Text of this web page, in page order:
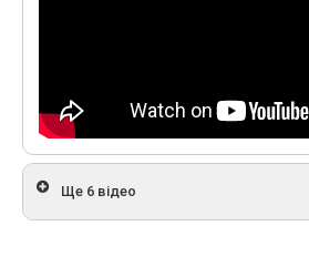
Ще 6 відео